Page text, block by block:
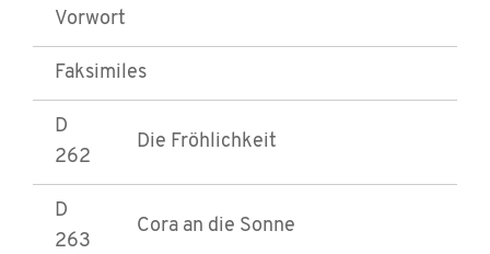
Vorwort
Faksimiles
D
262
Die Fröhlichkeit
D
263
Cora an die Sonne